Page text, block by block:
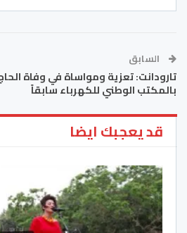
السابق
تارودانت: تعزية ومواساة في وفاة
بالمكتب الوطني للكهرباء سابقاً
قد يعجبك ايضا